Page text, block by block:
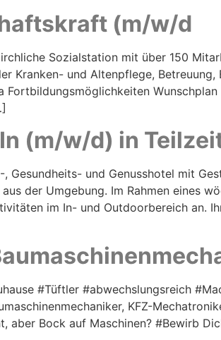
(m/w/d
Sozialstation mit über 150
Kranken- und Altenpflege,
Fortbildungsmöglichkeiten
(m/w/d) in
, Gesundheits- und Genusshotel mit
der Umgebung. Im Rahmen eines
im In- und Outdoorbereich an.
#Tüftler #abwechslungsreich
KFZ-
aber Bock auf Maschinen? #Bewirb